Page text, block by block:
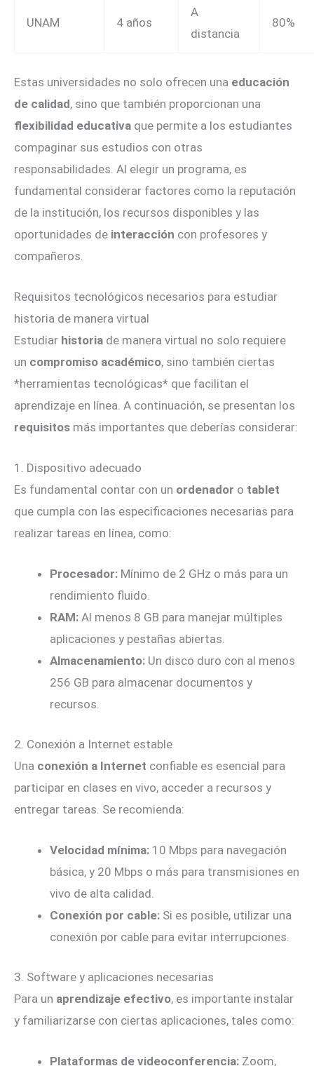
UNAM 4 años
A
distancia
80%
Estas universidades no solo ofrecen una educación
de calidad, sino que también proporcionan una
flexibilidad educativa que permite a los estudiantes
compaginar sus estudios con otras
responsabilidades. Al elegir un programa, es
fundamental considerar factores como la reputación
de la institución, los recursos disponibles y las
oportunidades de interacción con profesores y
compañeros.
Requisitos tecnológicos necesarios para estudiar
historia de manera virtual
Estudiar historia de manera virtual no solo requiere
un compromiso académico, sino también ciertas
*herramientas tecnológicas* que facilitan el
aprendizaje en línea. A continuación, se presentan los
requisitos más importantes que deberías considerar:
1. Dispositivo adecuado
Es fundamental contar con un ordenador o tablet
que cumpla con las especificaciones necesarias para
realizar tareas en línea, como:
Procesador: Mínimo de 2 GHz o más para un
rendimiento fluido.
RAM: Al menos 8 GB para manejar múltiples
aplicaciones y pestañas abiertas.
Almacenamiento: Un disco duro con al menos
256 GB para almacenar documentos y
recursos.
2. Conexión a Internet estable
Una conexión a Internet confiable es esencial para
participar en clases en vivo, acceder a recursos y
entregar tareas. Se recomienda:
Velocidad mínima: 10 Mbps para navegación
básica, y 20 Mbps o más para transmisiones en
vivo de alta calidad.
Conexión por cable: Si es posible, utilizar una
conexión por cable para evitar interrupciones.
3. Software y aplicaciones necesarias
Para un aprendizaje efectivo, es importante instalar
y familiarizarse con ciertas aplicaciones, tales como:
Plataformas de videoconferencia: Zoom,